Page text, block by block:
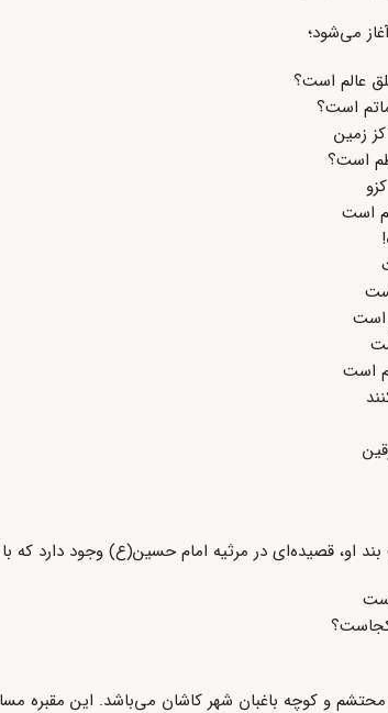
می‌شود؛
عالم است؟
است؟
زمین
است؟
است
است
است
او، قصیده‌ای در مرثیه امام حسین(ع) وجود دارد که با